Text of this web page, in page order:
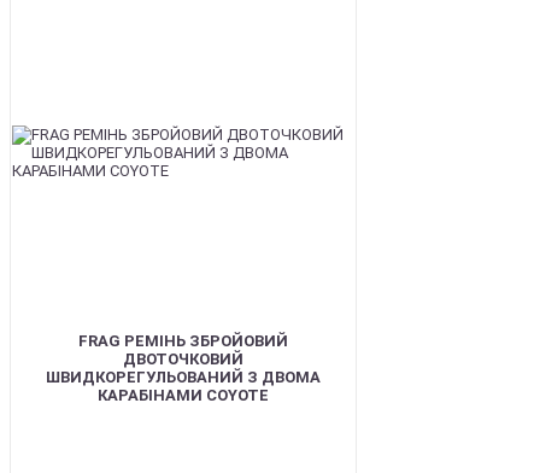
FRAG РЕМІНЬ ЗБРОЙОВИЙ
ДВОТОЧКОВИЙ
ШВИДКОРЕГУЛЬОВАНИЙ З ДВОМА
КАРАБІНАМИ COYOTE